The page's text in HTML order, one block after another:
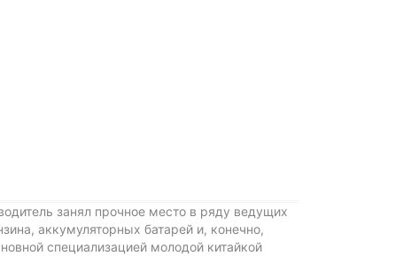
занял прочное место в ряду ведущих
аккумуляторных батарей и, конечно,
специализацией молодой китайкой